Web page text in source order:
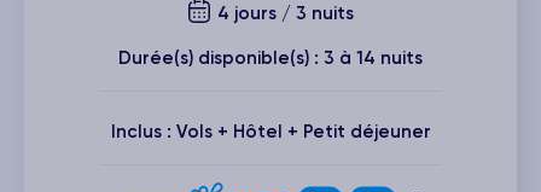
4 jours / 3 nuits
Durée(s) disponible(s) : 3 à 14 nuits
Inclus : Vols + Hôtel + Petit déjeuner